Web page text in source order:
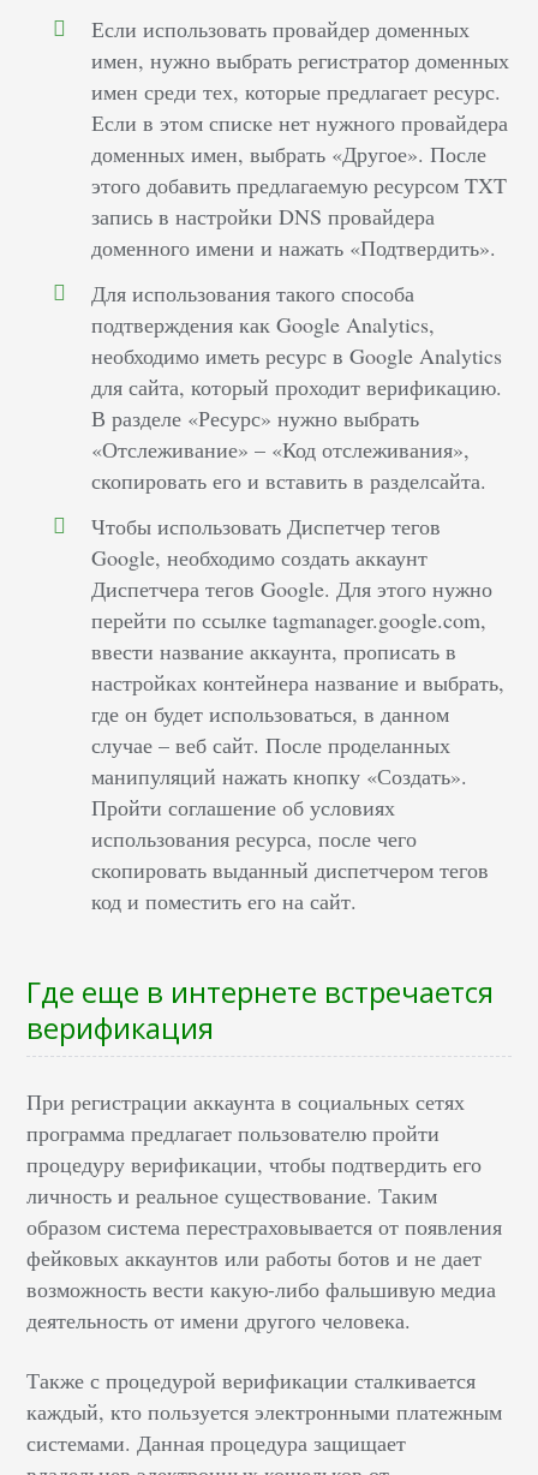
Если использовать провайдер доменных
имен, нужно выбрать регистратор доменных
имен среди тех, которые предлагает ресурс.
Если в этом списке нет нужного провайдера
доменных имен, выбрать «Другое». После
этого добавить предлагаемую ресурсом TXT
запись в настройки DNS провайдера
доменного имени и нажать «Подтвердить».
Для использования такого способа
подтверждения как Google Analytics,
необходимо иметь ресурс в Google Analytics
для сайта, который проходит верификацию.
В разделе «Ресурс» нужно выбрать
«Отслеживание» – «Код отслеживания»,
скопировать его и вставить в разделсайта.
Чтобы использовать Диспетчер тегов
Google, необходимо создать аккаунт
Диспетчера тегов Google. Для этого нужно
перейти по ссылке tagmanager.google.com,
ввести название аккаунта, прописать в
настройках контейнера название и выбрать,
где он будет использоваться, в данном
случае – веб сайт. После проделанных
манипуляций нажать кнопку «Создать».
Пройти соглашение об условиях
использования ресурса, после чего
скопировать выданный диспетчером тегов
код и поместить его на сайт.
Где еще в интернете встречается
верификация
При регистрации аккаунта в социальных сетях
программа предлагает пользователю пройти
процедуру верификации, чтобы подтвердить его
личность и реальное существование. Таким
образом система перестраховывается от появления
фейковых аккаунтов или работы ботов и не дает
возможность вести какую-либо фальшивую медиа
деятельность от имени другого человека.
Также с процедурой верификации сталкивается
каждый, кто пользуется электронными платежным
системами. Данная процедура защищает